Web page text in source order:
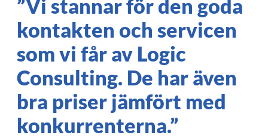
”Vi stannar för den goda
kontakten och servicen
som vi får av Logic
Consulting. De har även
bra priser jämfört med
konkurrenterna.”